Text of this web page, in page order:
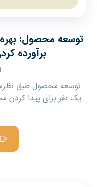
توسعه محصول:
برآورده
توسعه محصول طبق
یک نفر برای پیدا کردن